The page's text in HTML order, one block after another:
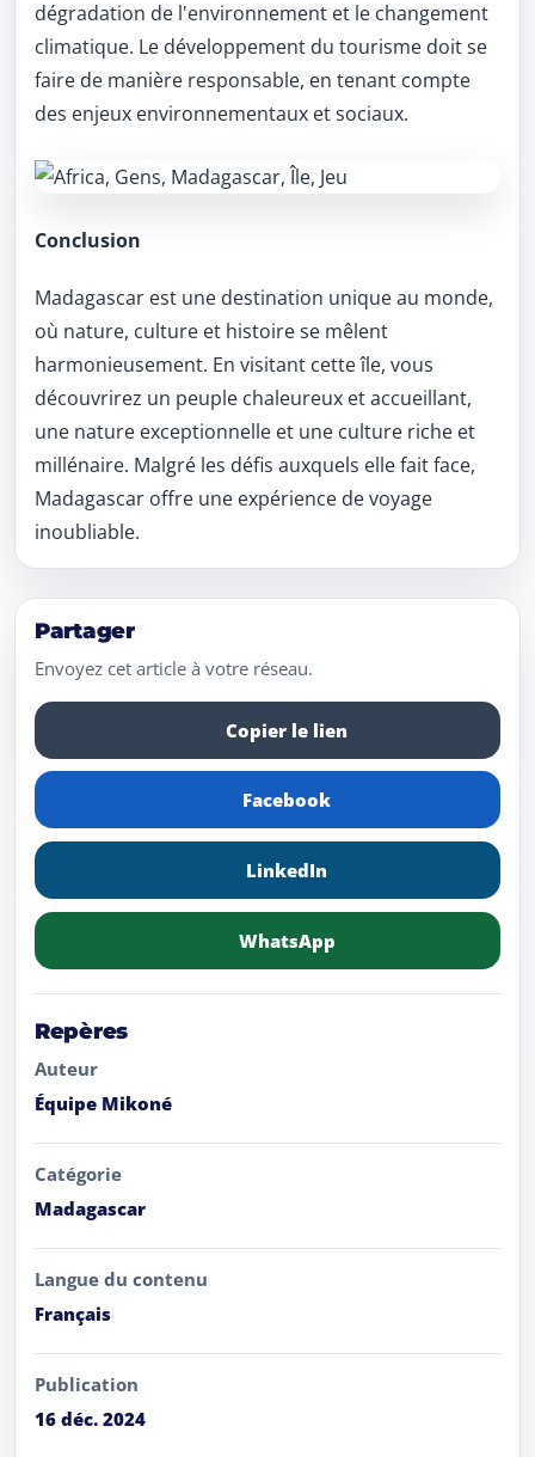
dégradation de l'environnement et le changement
climatique. Le développement du tourisme doit se
faire de manière responsable, en tenant compte
des enjeux environnementaux et sociaux.
Conclusion
Madagascar est une destination unique au monde,
où nature, culture et histoire se mêlent
harmonieusement. En visitant cette île, vous
découvrirez un peuple chaleureux et accueillant,
une nature exceptionnelle et une culture riche et
millénaire. Malgré les défis auxquels elle fait face,
Madagascar offre une expérience de voyage
inoubliable.
Partager
Envoyez cet article à votre réseau.
Copier le lien
Facebook
LinkedIn
WhatsApp
Repères
Auteur
Équipe Mikoné
Catégorie
Madagascar
Langue du contenu
Français
Publication
16 déc. 2024